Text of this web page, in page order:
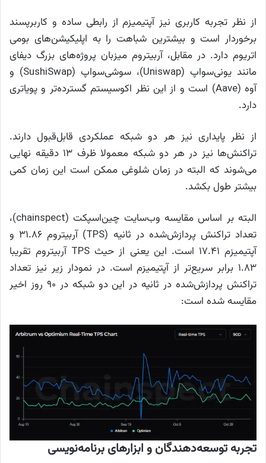
از نظر تجربه کاربری نیز آپتیمیزم از رابطی ساده و کاربرپسند
برخوردار است و بیشترین شباهت را به اپلیکیشن‌های بومی
اتریوم دارد. در مقابل، آربیتروم میزبان پروژه‌های بزرگ دیفای
مانند یونی‌سواپ (Uniswap)، سوشی‌سواپ (SushiSwap) و
آوه (Aave) است و از این نظر اکوسیستم گسترده‌تر و پویاتری
دارد.
از نظر پایداری نیز هر دو شبکه عملکردی قابل‌قبول دارند.
تراکنش‌ها نیز در هر دو شبکه معمولا ظرف ۱۳ دقیقه نهایی
می‌شوند که البته در زمان شلوغی ممکن است این زمان کمی
بیشتر طول بکشد.
البته بر اساس مقایسه وب‌سایت چین‌اسپکت (chainspect)،
تعداد تراکنش پردازش‌شده در ثانیه (TPS) آربیتروم ۳۱.۸۶ و
آپتیمیزم ۱۷.۴۱ است. این یعنی از حیث TPS آربیتروم تقریبا
۱.۸۳ برابر سریع‌تر از آپتیمیزم است. در نمودار زیر نیز تعداد
تراکنش پردازش‌شده در ثانیه در این دو شبکه در ۹۰ روز اخیر
مقایسه شده است:
تجربه توسعه‌دهندگان و ابزارهای برنامه‌نویسی